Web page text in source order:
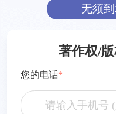
无须
著作权/
您的电话*